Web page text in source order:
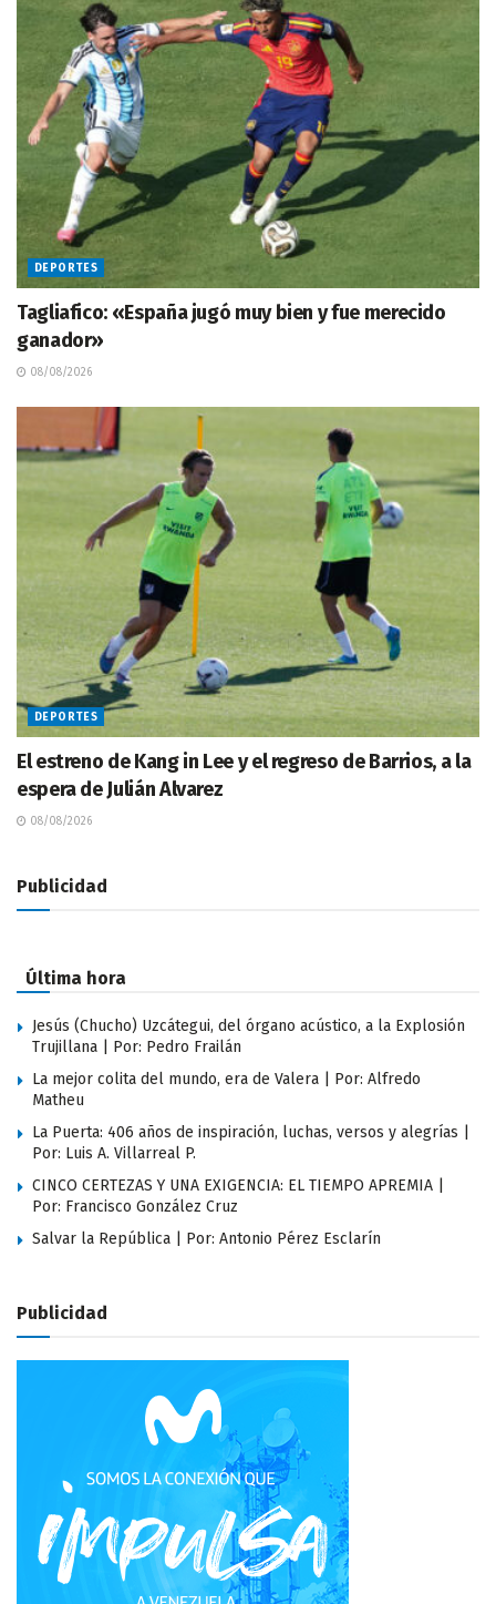
DEPORTES
Tagliafico: «España jugó muy bien y fue merecido
ganador»
08/08/2026
DEPORTES
El estreno de Kang in Lee y el regreso de Barrios, a la
espera de Julián Alvarez
08/08/2026
Publicidad
Última hora
Jesús (Chucho) Uzcátegui, del órgano acústico, a la Explosión
Trujillana | Por: Pedro Frailán
La mejor colita del mundo, era de Valera | Por: Alfredo
Matheu
La Puerta: 406 años de inspiración, luchas, versos y alegrías |
Por: Luis A. Villarreal P.
CINCO CERTEZAS Y UNA EXIGENCIA: EL TIEMPO APREMIA |
Por: Francisco González Cruz
Salvar la República | Por: Antonio Pérez Esclarín
Publicidad